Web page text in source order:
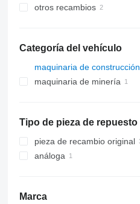
ejes
otros recambios
Categoría del vehículo
maquinaria de construcción
excavadoras
maquinaria de minería
Tipo de pieza de repuesto
pieza de recambio original
análoga
Marca